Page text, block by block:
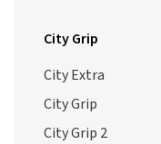
City Grip
City Extra
City Grip
City Grip 2